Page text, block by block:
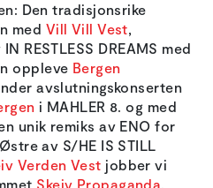
Den tradisjonsrike
med Vill Vill Vest,
RESTLESS DREAMS med
oppleve Bergen
avslutningskonserten
i MAHLER 8. og med
unik remiks av ENO for
av S/HE IS STILL
Verden Vest jobber vi
Skeiv Propaganda.